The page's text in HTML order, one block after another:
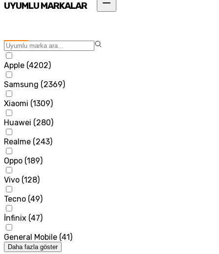
UYUMLU MARKALAR
Apple (4202)
Samsung (2369)
Xiaomi (1309)
Huawei (280)
Realme (243)
Oppo (189)
Vivo (128)
Tecno (49)
İnfinix (47)
General Mobile (41)
Daha fazla göster